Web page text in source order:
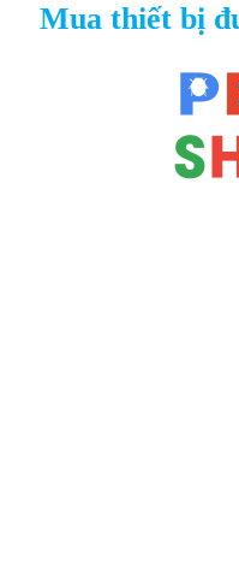
Mua thiết bị